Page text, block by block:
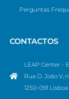
Perguntas
CONTACTOS
LEAP Center -
Rua D. João V,
1250-091 Lisboa